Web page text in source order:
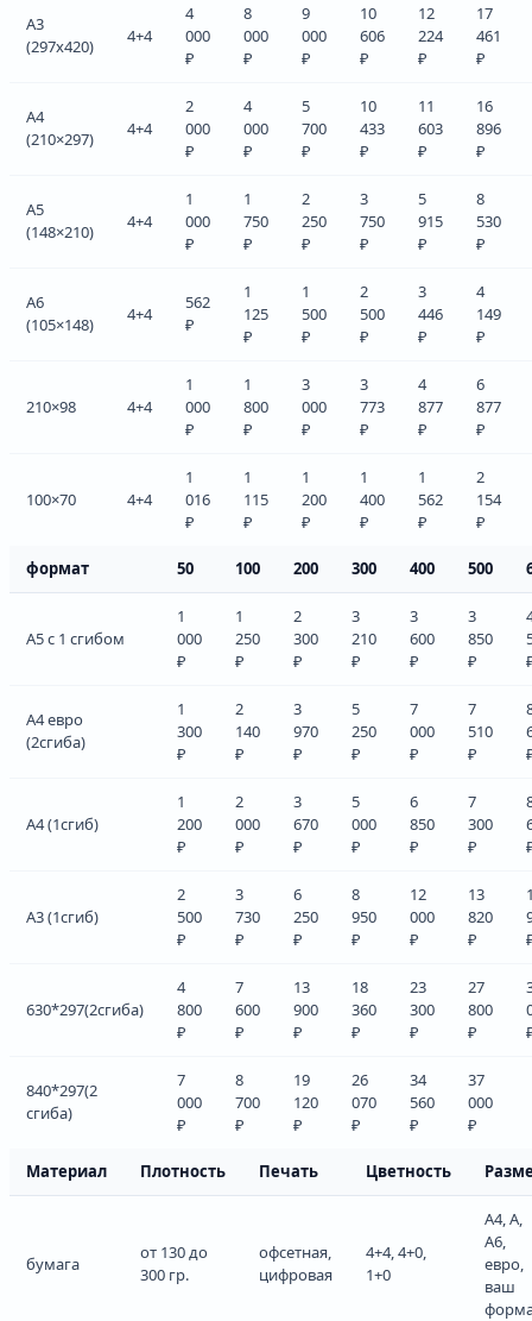
А3
(297x420)
4+4
4
000
₽
8
000
₽
9
000
₽
10
606
₽
12
224
₽
17
461
₽
А4
(210×297)
4+4
2
000
₽
4
000
₽
5
700
₽
10
433
₽
11
603
₽
16
896
₽
А5
(148×210)
4+4
1
000
₽
1
750
₽
2
250
₽
3
750
₽
5
915
₽
8
530
₽
А6
(105×148)
4+4
562
₽
1
125
₽
1
500
₽
2
500
₽
3
446
₽
4
149
₽
210×98 4+4
1
000
₽
1
800
₽
3
000
₽
3
773
₽
4
877
₽
6
877
₽
100×70 4+4
1
016
₽
1
115
₽
1
200
₽
1
400
₽
1
562
₽
2
154
₽
формат 50 100 200 300 400 500
А5 с 1 сгибом
1
000
₽
1
250
₽
2
300
₽
3
210
₽
3
600
₽
3
850
₽
А4 евро
(2сгиба)
1
300
₽
2
140
₽
3
970
₽
5
250
₽
7
000
₽
7
510
₽
А4 (1сгиб)
1
200
₽
2
000
₽
3
670
₽
5
000
₽
6
850
₽
7
300
₽
А3 (1сгиб)
2
500
₽
3
730
₽
6
250
₽
8
950
₽
12
000
₽
13
820
₽
630*297(2сгиба)
4
800
₽
7
600
₽
13
900
₽
18
360
₽
23
300
₽
27
800
₽
840*297(2
сгиба)
7
000
₽
8
700
₽
19
120
₽
26
070
₽
34
560
₽
37
000
₽
Материал Плотность Печать Цветность
бумага
от 130 до
300 гр.
офсетная,
цифровая
4+4, 4+0,
1+0
А4, А,
А6,
евро,
ваш